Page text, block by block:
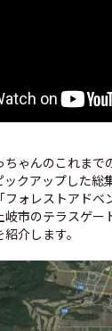
ちゃんのこれまで
ックアップした総
フォレストアドベ
岐市のテラスゲー
介します。